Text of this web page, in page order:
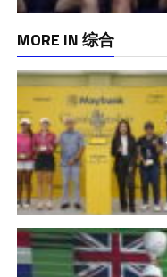
MORE IN 综合